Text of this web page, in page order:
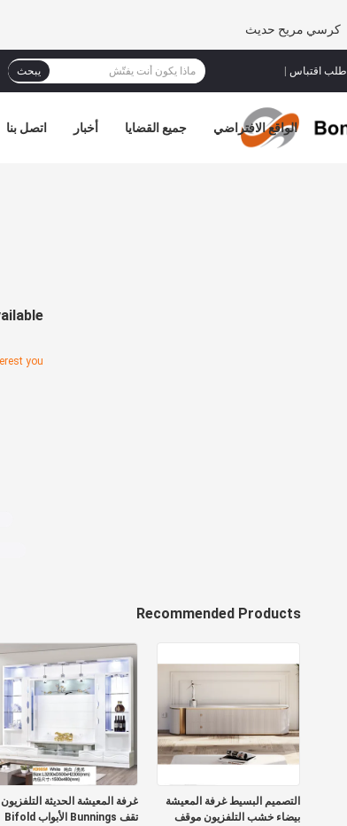
كرسي مريح حديث
طلب اقتباس يبحث
اتصل بنا أخبار جميع القضايا الواقع الافتراضي
you
Recommended Products
غرفة المعيشة الحديثة التلفزيون
تقف Bunnings الأبواب Bifold
التصميم البسيط غرفة المعيشة
بيضاء خشب التلفزيون موقف